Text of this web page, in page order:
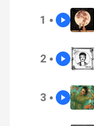
1 ●
2 ●
3 ●